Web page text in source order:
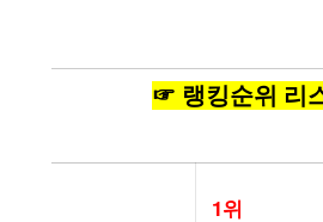
☞ 랭킹순위 리
1위